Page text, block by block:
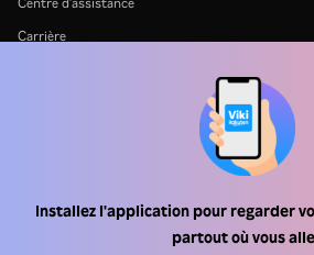
Installez l'application pour regarder
partout où vous
Carrière
Conditions d'utilisation